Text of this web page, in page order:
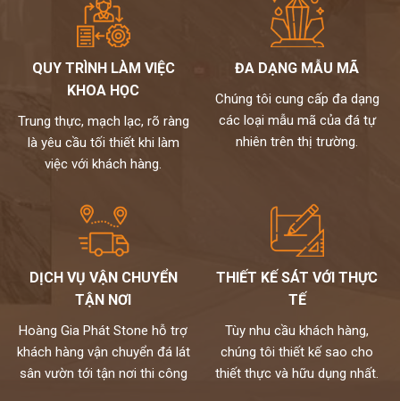
QUY TRÌNH LÀM VIỆC
KHOA HỌC
Trung thực, mạch lạc, rõ ràng
là yêu cầu tối thiết khi làm
việc với khách hàng.
ĐA DẠNG MẪU MÃ
Chúng tôi cung cấp đa dạng
các loại mẫu mã của đá tự
nhiên trên thị trường.
DỊCH VỤ VẬN CHUYỂN
TẬN NƠI
Hoàng Gia Phát Stone hỗ trợ
khách hàng vận chuyển đá lát
sân vườn tới tận nơi thi công
THIẾT KẾ SÁT VỚI THỰC
TẾ
Tùy nhu cầu khách hàng,
chúng tôi thiết kế sao cho
thiết thực và hữu dụng nhất.